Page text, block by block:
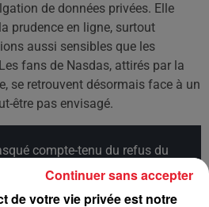
de données privées. Elle
prudence en ligne, surtout
aussi sensibles que les
fans de Nasdas, attirés par la
se retrouvent désormais face à un
être pas envisagé.
compte-tenu du refus du
vous avez exprimé. Si vous
de votre vie privée est notre
Continuer sans accepter